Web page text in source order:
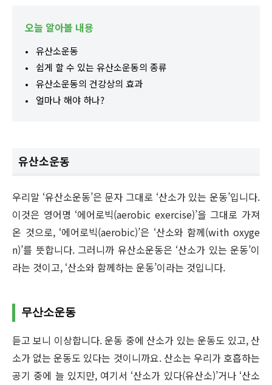
오늘 알아볼 내용
유산소운동
쉽게 할 수 있는 유산소운동의 종류
유산소운동의 건강상의 효과
얼마나 해야 하나?
유산소운동
우리말 ‘유산소운동’은 문자 그대로 ‘산소가 있는 운동’입니다.
이것은 영어명 ‘에어로빅(aerobic exercise)’을 그대로 가져
온 것으로, ‘에어로빅(aerobic)’은 ‘산소와 함께(with oxyge
n)’를 뜻합니다. 그러니까 유산소운동은 ‘산소가 있는 운동’이
라는 것이고, ‘산소와 함께하는 운동’이라는 것입니다.
무산소운동
듣고 보니 이상합니다. 운동 중에 산소가 있는 운동도 있고, 산
소가 없는 운동도 있다는 것이니까요. 산소는 우리가 호흡하는
공기 중에 늘 있지만, 여기서 ‘산소가 있다(유산소)’거나 ‘산소